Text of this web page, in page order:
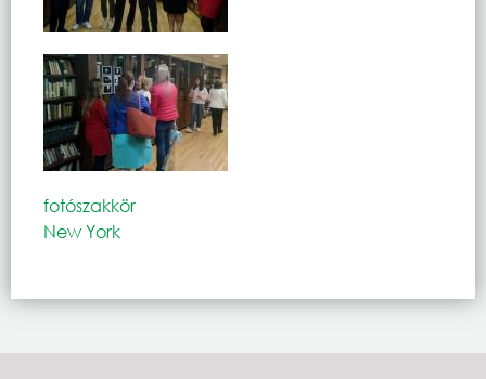
fotószakkör
New York